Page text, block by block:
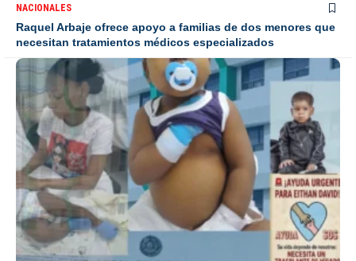
NACIONALES
Raquel Arbaje ofrece apoyo a familias de dos menores que
necesitan tratamientos médicos especializados